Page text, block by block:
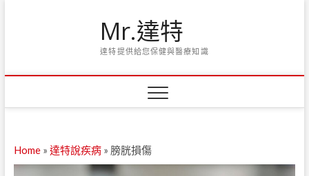
Mr.達特
達特提供給您保健與醫療知識
Home» 達特說疾病» 膀胱損傷